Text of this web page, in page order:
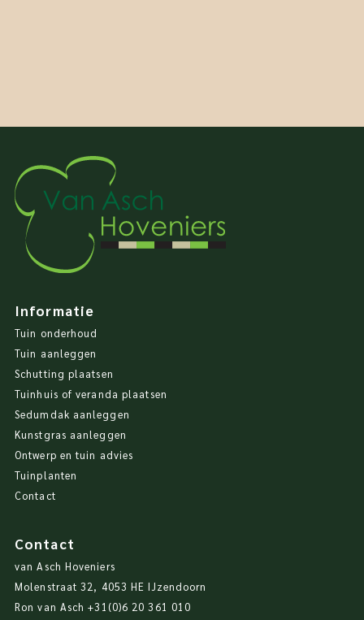
Informatie
Tuin onderhoud
Tuin aanleggen
Schutting plaatsen
Tuinhuis of veranda plaatsen
Sedumdak aanleggen
Kunstgras aanleggen
Ontwerp en tuin advies
Tuinplanten
Contact
Contact
van Asch Hoveniers
Molenstraat 32, 4053 HE IJzendoorn
Ron van Asch+31(0)6 20 361 010